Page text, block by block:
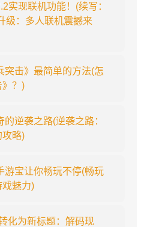
实现联机功能！(续写：
级：多人联机震撼来
突击》最简单的方法(怎
》？)
逆袭之路(逆袭之路：
攻略)
游宝让你畅玩不停(畅玩
戏魅力)
化为新标题：解码现